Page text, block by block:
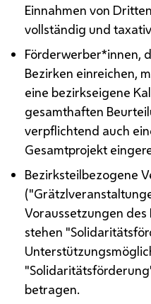
Einnahmen von
vollständig und
Förderwerber*innen,
Bezirken einreichen,
eine bezirkseigene
gesamthaften
verpflichtend auch
Gesamtprojekt
Bezirksteilbezogene
Voraussetzungen
stehen
betragen.